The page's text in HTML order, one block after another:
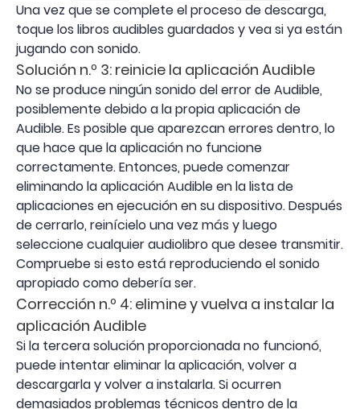
Una vez que se complete el proceso de descarga,
toque los libros audibles guardados y vea si ya están
jugando con sonido.
Solución n.º 3: reinicie la aplicación Audible
No se produce ningún sonido del error de Audible,
posiblemente debido a la propia aplicación de
Audible. Es posible que aparezcan errores dentro, lo
que hace que la aplicación no funcione
correctamente. Entonces, puede comenzar
eliminando la aplicación Audible en la lista de
aplicaciones en ejecución en su dispositivo. Después
de cerrarlo, reinícielo una vez más y luego
seleccione cualquier audiolibro que desee transmitir.
Compruebe si esto está reproduciendo el sonido
apropiado como debería ser.
Corrección n.º 4: elimine y vuelva a instalar la
aplicación Audible
Si la tercera solución proporcionada no funcionó,
puede intentar eliminar la aplicación, volver a
descargarla y volver a instalarla. Si ocurren
demasiados problemas técnicos dentro de la